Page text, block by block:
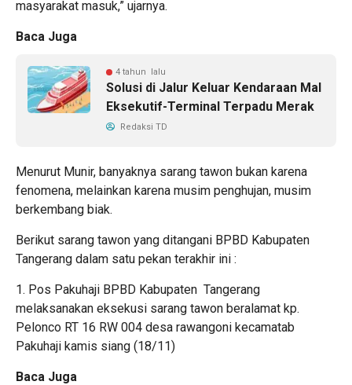
masyarakat masuk,” ujarnya.
Baca Juga
4 tahun lalu
Solusi di Jalur Keluar Kendaraan Mal
Eksekutif-Terminal Terpadu Merak
Redaksi TD
Menurut Munir, banyaknya sarang tawon bukan karena
fenomena, melainkan karena musim penghujan, musim
berkembang biak.
Berikut sarang tawon yang ditangani BPBD Kabupaten
Tangerang dalam satu pekan terakhir ini :
1. Pos Pakuhaji BPBD Kabupaten Tangerang
melaksanakan eksekusi sarang tawon beralamat kp.
Pelonco RT 16 RW 004 desa rawangoni kecamatab
Pakuhaji kamis siang (18/11)
Baca Juga